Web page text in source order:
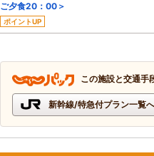
ご夕食20：00＞
ポイントUP
この施設と交通手
新幹線/特急付プラン一覧へ